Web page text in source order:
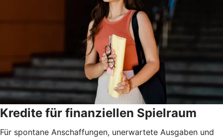
Kredite für finanziellen Spielraum
Für spontane Anschaffungen, unerwartete Ausgaben und